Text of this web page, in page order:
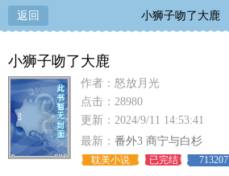
返回 小狮子吻了大鹿
小狮子吻了大鹿
作者：怒放月光
点击：28980
更新：2024/9/11 14:53:41
最新： 番外3 商宁与白杉
耽美小说 已完结 713207